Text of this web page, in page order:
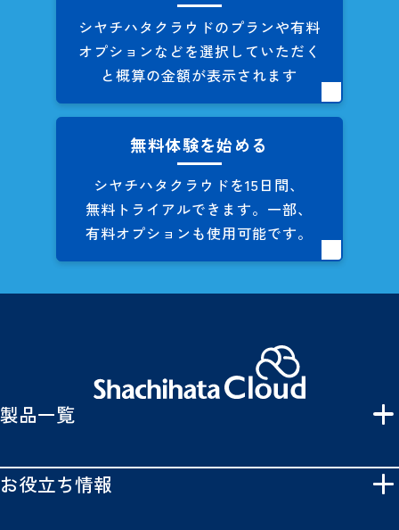
シヤチハタクラウドのプランや有料
オプションなどを選択していただく
と概算の金額が表示されます
無料体験を始める
シヤチハタクラウドを15日間、
無料トライアルできます。 一部、
有料オプションも使用可能です。
製品一覧
お役立ち情報